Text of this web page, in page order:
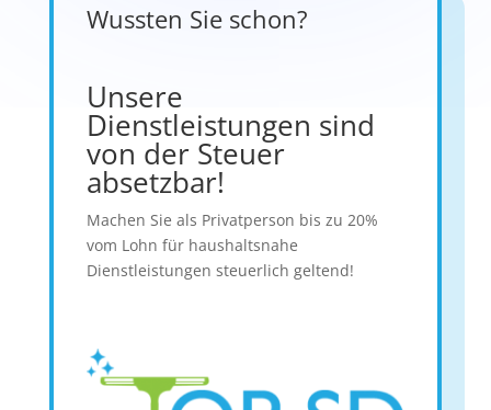
Wussten Sie schon?
Unsere
Dienstleistungen sind
von der Steuer
absetzbar!
Machen Sie als Privatperson bis zu 20%
vom Lohn für haushaltsnahe
Dienstleistungen steuerlich geltend!